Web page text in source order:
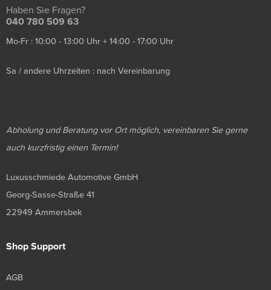
Haben Sie Fragen?
040 780 509 63
Mo-Fr : 10:00 - 13:00 Uhr + 14:00 - 17:00 Uhr
Sa / andere Uhrzeiten : nach Vereinbarung
Abholung und Beratung vor Ort möglich, vereinbaren Sie gerne
auch kurzfristig einen Termin!
Luxusschmiede Automotive GmbH
Georg-Sasse-Straße 41
22949 Ammersbek
Shop Support
AGB